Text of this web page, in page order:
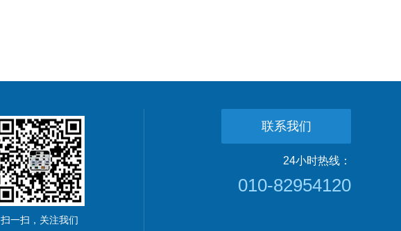
扫一扫，关注我们
联系我们
24小时热线：
010-82954120